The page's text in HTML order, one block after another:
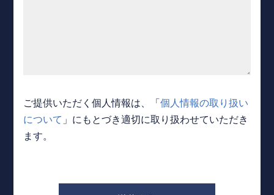
ご提供いただく個人情報は、「個人情報の取り扱い
について 」にもとづき適切に取り扱わせていただき
ます。